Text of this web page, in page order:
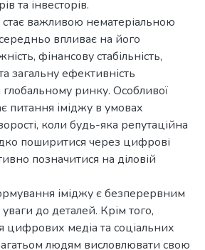
та інвесторів.
стає важливою нематеріальною
впливає на його
фінансову стабільність,
загальну ефективність
ринку. Особливої
питання іміджу в умовах
коли будь-яка репутаційна
поширитися через цифрові
позначитися на діловій
іміджу є безперервним
до деталей. Крім того,
цифрових медіа та соціальних
людям висловлювати свою